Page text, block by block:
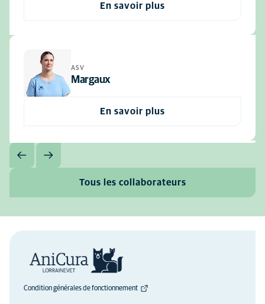
En savoir plus
ASV
Margaux
En savoir plus
Tous les collaborateurs
Condition générales de fonctionnement